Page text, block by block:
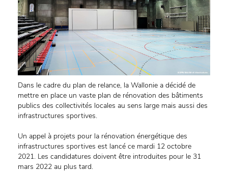
Dans le cadre du plan de relance, la Wallonie a décidé de
mettre en place un vaste plan de rénovation des bâtiments
publics des collectivités locales au sens large mais aussi des
infrastructures sportives.
Un appel à projets pour la rénovation énergétique des
infrastructures sportives est lancé ce mardi 12 octobre
2021. Les candidatures doivent être introduites pour le 31
mars 2022 au plus tard.